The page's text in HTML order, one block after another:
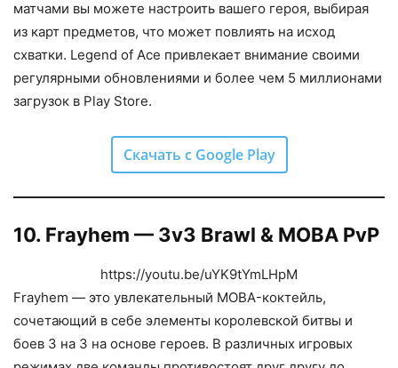
матчами вы можете настроить вашего героя, выбирая
из карт предметов, что может повлиять на исход
схватки. Legend of Ace привлекает внимание своими
регулярными обновлениями и более чем 5 миллионами
загрузок в Play Store.
Скачать с Google Play
10. Frayhem — 3v3 Brawl & MOBA PvP
https://youtu.be/uYK9tYmLHpM
Frayhem — это увлекательный MOBA-коктейль,
сочетающий в себе элементы королевской битвы и
боев 3 на 3 на основе героев. В различных игровых